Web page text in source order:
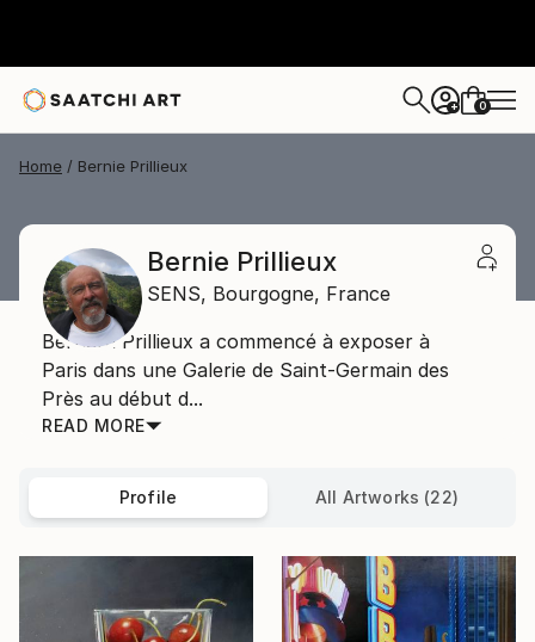
+ 0
Home Bernie Prillieux
Bernie Prillieux
SENS, Bourgogne, France
Bernard Prillieux a commencé à exposer à
Paris dans une Galerie de Saint-Germain des
Près au début d...
READ MORE
Profile All Artworks (22)